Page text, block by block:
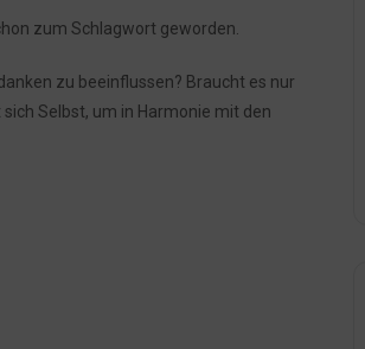
zum Schlagwort geworden.
zu beeinflussen? Braucht es nur
Selbst, um in Harmonie mit den